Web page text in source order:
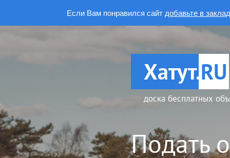
Если Вам понравился сайт добавьте в
Хатут.RU
доска бесплатных
Подать